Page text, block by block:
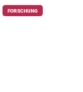
FORSCHUNG